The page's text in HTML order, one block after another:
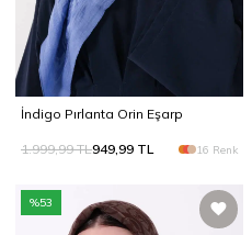
İndigo Pırlanta Orin Eşarp
1.999,99TL949,99 TL 16 Renk
%53